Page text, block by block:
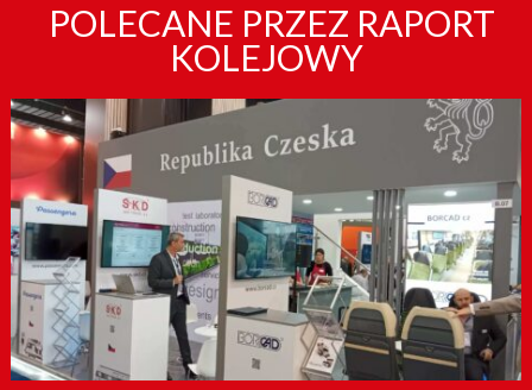
POLECANE PRZEZ RAPORT
KOLEJOWY